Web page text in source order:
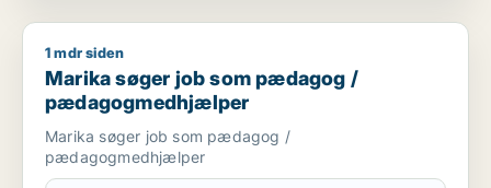
Marika søger job som pædagog / pædagogmedhjælper
1 mdr siden
Marika søger job som pædagog /
pædagogmedhjælper
Marika søger job som pædagog /
pædagogmedhjælper